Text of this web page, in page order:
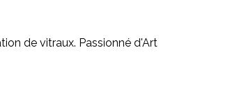
de vitraux. Passionné d'Art